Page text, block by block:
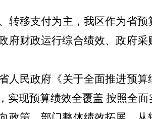
转移支付为主，我区作为省
府财政运行综合绩效、政府
人民政府《关于全面推进预
实现预算绩效全覆盖 按照全面